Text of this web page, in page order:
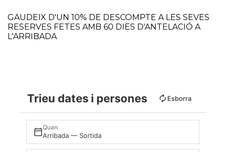
GAUDEIX D'UN 10% DE DESCOMPTE A LES SEVES
RESERVES FETES AMB 60 DIES D'ANTELACIÓ A
L'ARRIBADA
Trieu dates i persones Esborra
Quan
Arribada — Sortida